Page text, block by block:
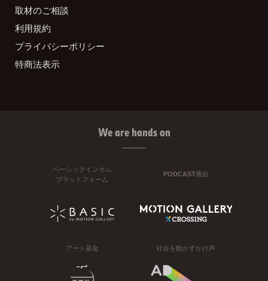
取材のご相談
利用規約
プライバシーポリシー
特商法表示
We are hands on
ベーシックインカム
プラットフォーム
PODCAST番組
アート基金 社会を動かすかけ声